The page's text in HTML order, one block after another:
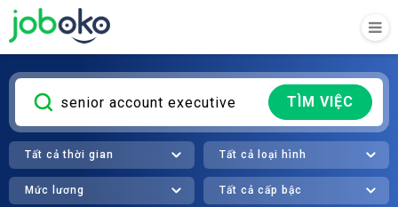
TÌM VIỆC
Tất cả thời gian Tất cả loại hình
Mức lương Tất cả cấp bậc